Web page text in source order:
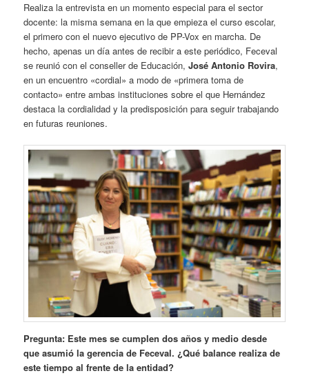
Realiza la entrevista en un momento especial para el sector
docente: la misma semana en la que empieza el curso escolar,
el primero con el nuevo ejecutivo de PP-Vox en marcha. De
hecho, apenas un día antes de recibir a este periódico, Feceval
se reunió con el conseller de Educación,José Antonio Rovira,
en un encuentro «cordial» a modo de «primera toma de
contacto» entre ambas instituciones sobre el que Hernández
destaca la cordialidad y la predisposición para seguir trabajando
en futuras reuniones.
Pregunta: Este mes se cumplen dos años y medio desde
que asumió la gerencia de Feceval. ¿Qué balance realiza de
este tiempo al frente de la entidad?